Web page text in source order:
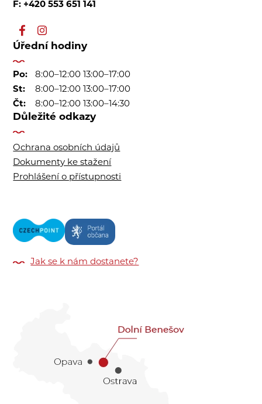
F: +420 553 651 141
Úřední hodiny
Po:
8:00–12:00 13:00–17:00
St:
8:00–12:00 13:00–17:00
Čt:
8:00–12:00 13:00–14:30
Důležité odkazy
Ochrana osobních údajů
Dokumenty ke stažení
Prohlášení o přístupnosti
Jak se k nám dostanete?